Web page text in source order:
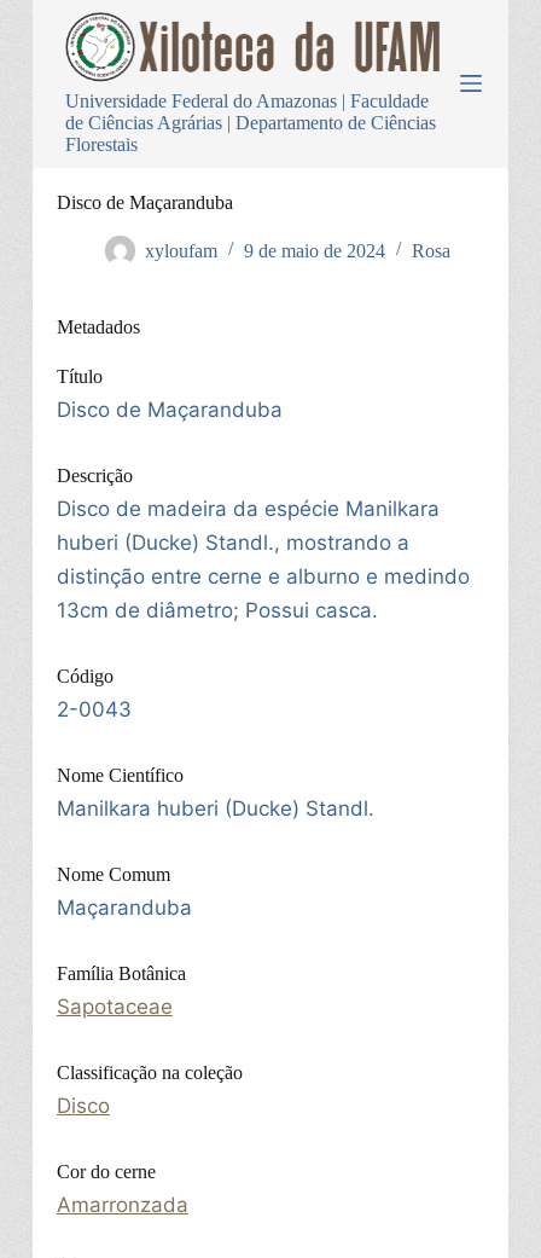
Universidade Federal do Amazonas | Faculdade
de Ciências Agrárias | Departamento de Ciências
Florestais
Disco de Maçaranduba
xyloufam 9 de maio de 2024 Rosa
Metadados
Título
Disco de Maçaranduba
Descrição
Disco de madeira da espécie Manilkara
huberi (Ducke) Standl., mostrando a
distinção entre cerne e alburno e medindo
13cm de diâmetro; Possui casca.
Código
2-0043
Nome Científico
Manilkara huberi (Ducke) Standl.
Nome Comum
Maçaranduba
Família Botânica
Sapotaceae
Classificação na coleção
Disco
Cor do cerne
Amarronzada